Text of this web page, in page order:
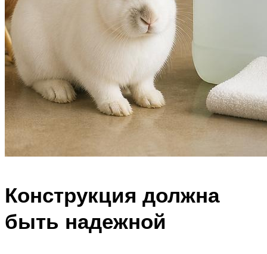
Конструкция должна
быть надежной